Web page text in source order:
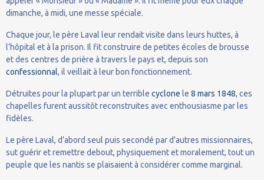
dimanche, à midi, une messe spéciale.
Chaque jour, le père Laval leur rendait visite dans leurs huttes, à
l’hôpital et à la prison. Il fit construire de petites écoles de brousse
et des centres de prière à travers le pays et, depuis son
confessionnal, il veillait à leur bon fonctionnement.
Détruites pour la plupart par un terrible cyclone le 8 mars 1848, ces
chapelles furent aussitôt reconstruites avec enthousiasme par les
fidèles.
Le père Laval, d’abord seul puis secondé par d’autres missionnaires,
sut guérir et remettre debout, physiquement et moralement, tout un
peuple que les nantis se plaisaient à considérer comme marginal.